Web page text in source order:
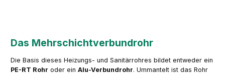
Das Mehrschichtverbundrohr
Die Basis dieses Heizungs- und Sanitärrohres bildet entweder ein
PE-RT Rohr oder ein Alu-Verbundrohr. Ummantelt ist das Rohr